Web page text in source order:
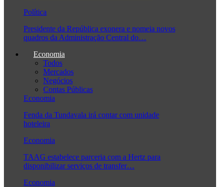
Política
Presidente da República exonera e nomeia novos
quadros da Administração Central do…
Economia
Todos
Mercados
Negócios
Contas Públicas
Economia
Fenda da Tundavala irá contar com unidade
hoteleira
Economia
TAAG estabelece parceria com a Hertz para
disponibilizar serviços de transfer…
Economia